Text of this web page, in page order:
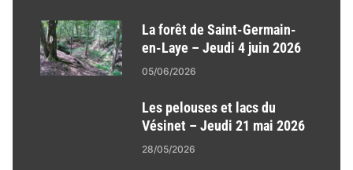
La forêt de Saint-Germain-
en-Laye – Jeudi 4 juin 2026
05/06/2026
Les pelouses et lacs du
Vésinet – Jeudi 21 mai 2026
28/05/2026